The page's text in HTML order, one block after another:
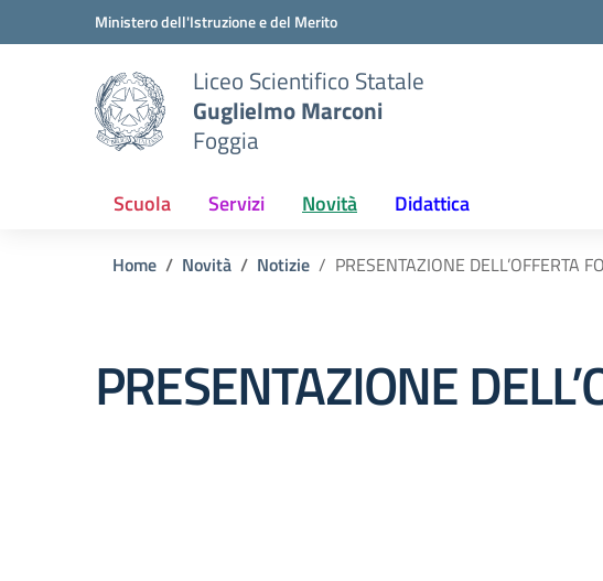
Vai ai contenuti
Vai al menu di navigazioneMinistero dell'Istruzione e del Merito
Liceo Scientifico Statale
Guglielmo Marconi
Foggia
Scuola Servizi Novità Didattica
Home Novità Notizie PRESENTAZIONE DELL’OFFERTA
PRESENTAZIONE